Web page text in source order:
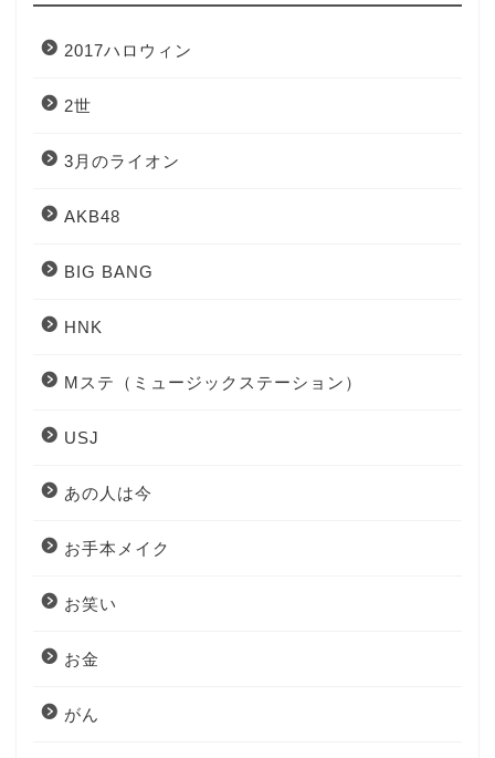
2017ハロウィン
2世
3月のライオン
AKB48
BIG BANG
HNK
Mステ（ミュージックステーション）
USJ
あの人は今
お手本メイク
お笑い
お金
がん